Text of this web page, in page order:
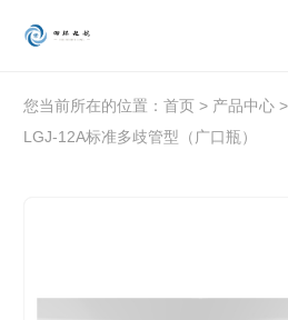
首页
您当前所在的位置： 首页> 产品中心>
LGJ-12A标准多歧管型（广口瓶）